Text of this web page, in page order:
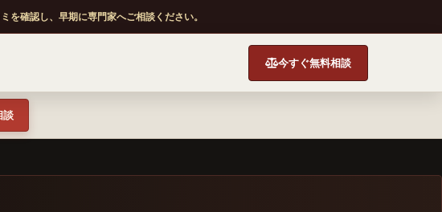
確認し、早期に専門家へご相談ください。
今すぐ無料相談
談